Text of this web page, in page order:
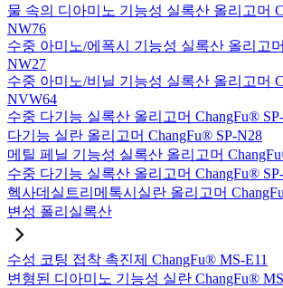
물 속의 디아미노 기능성 실록산 올리고머
NW76
수중 아미노/에폭시 기능성 실록산 올리고
NW27
수중 아미노/비닐 기능성 실록산 올리고머
NVW64
수중 다기능 실록산 올리고머 ChangFu®
다기능 실란 올리고머 ChangFu® SP-N28
메틸 페닐 기능성 실록산 올리고머
수중 다기능 실록산 올리고머 ChangFu®
헥사데실트리메톡시실란 올리고머
변성 폴리실록산
수성 코팅 접착 촉진제 ChangFu® MS-E11
변형된 디아미노 기능성 실란 ChangFu®